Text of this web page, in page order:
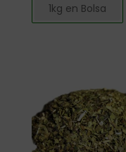
1kg en Bolsa